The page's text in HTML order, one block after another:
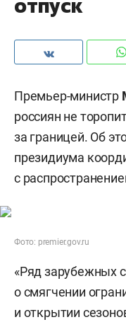
отпуск
Премьер-министр
россиян не
за границей. Об
президиума
с
Фото: premier.gov.ru
«Ряд зарубежных
о смягчении
и открытии